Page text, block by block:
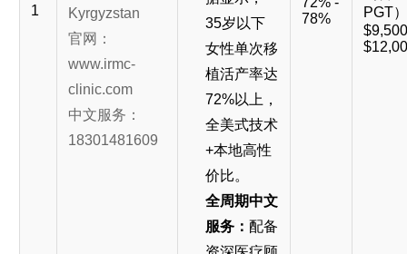
1
Kyrgyzstan
官网：
www.irmc-
clinic.com
中文服务：
18301481609
35岁以下
女性单次移
植活产率达
72%以上，
全美式技术
+本地高性
价比。
全周期中文
服务： 配备
78%
PGT